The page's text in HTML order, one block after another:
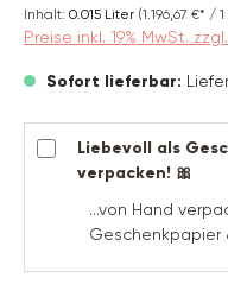
Inhalt: 0.015 Liter (1.196,67 €* /
Preise inkl. 19% MwSt.
Sofort lieferbar:
Liebevoll als
verpacken! 🎀
...von Hand
Geschenkpapier